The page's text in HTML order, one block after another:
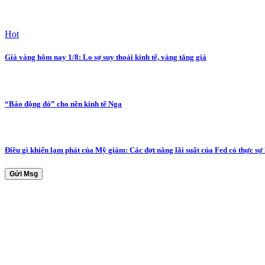
Hot
Giá vàng hôm nay 1/8: Lo sợ suy thoái kinh tế, vàng tăng giá
“Báo động đỏ” cho nền kinh tế Nga
Điều gì khiến lạm phát của Mỹ giảm: Các đợt nâng lãi suất của Fed có thực sự
Gửi Msg